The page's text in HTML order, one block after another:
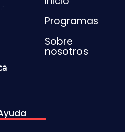
Programas
Sobre
nosotros